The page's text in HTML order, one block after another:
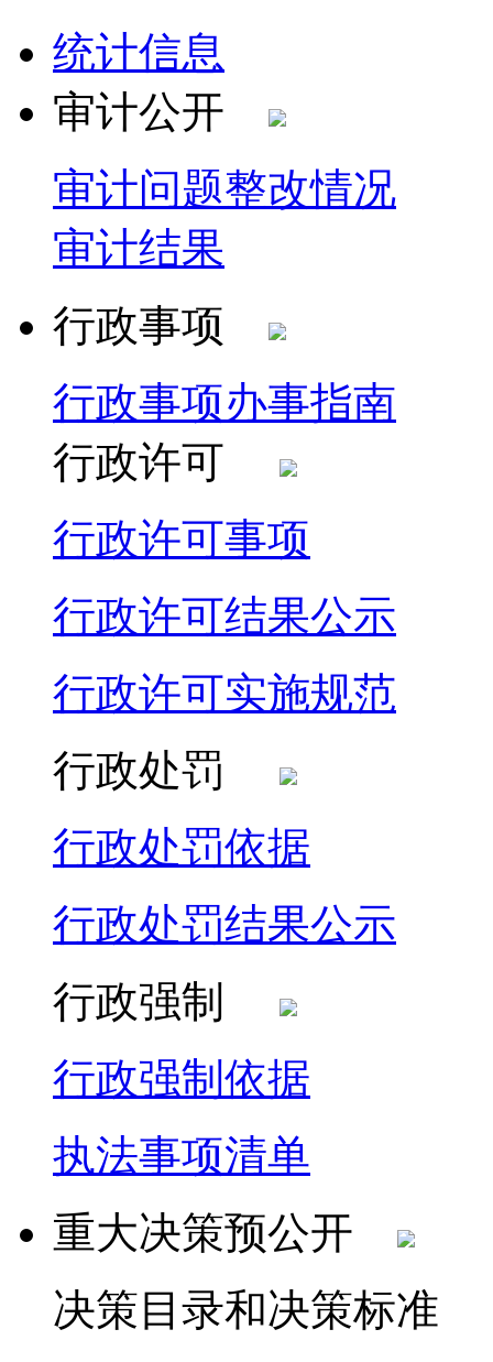
统计信息
审计公开
审计问题整改情况
审计结果
行政事项
行政事项办事指南
行政许可
行政许可事项
行政许可结果公示
行政许可实施规范
行政处罚
行政处罚依据
行政处罚结果公示
行政强制
行政强制依据
执法事项清单
重大决策预公开
决策目录和决策标准